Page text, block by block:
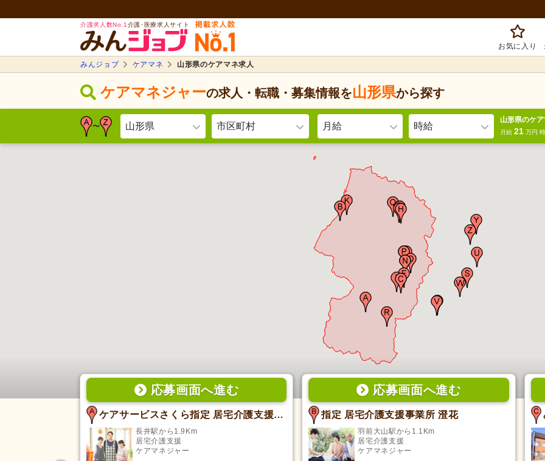
介護求人数No.1 介護･医療求人サイト
お気に入り
みんジョブ ケアマネ 山形県のケアマネ求人
ケアマネジャーの求人・転職・募集情報を山形県から探す
〜 山形県 市区町村 月給 時給
山形県のケ
月給 21万円
応募画面へ進む
ケアサービスさくら指定 居宅介護支援事業所
長井駅から1.9Km
居宅介護支援
ケアマネジャー
応募画面へ進む
指定 居宅介護支援事業所 澄花
羽前大山駅から1.1Km
居宅介護支援
ケアマネジャー